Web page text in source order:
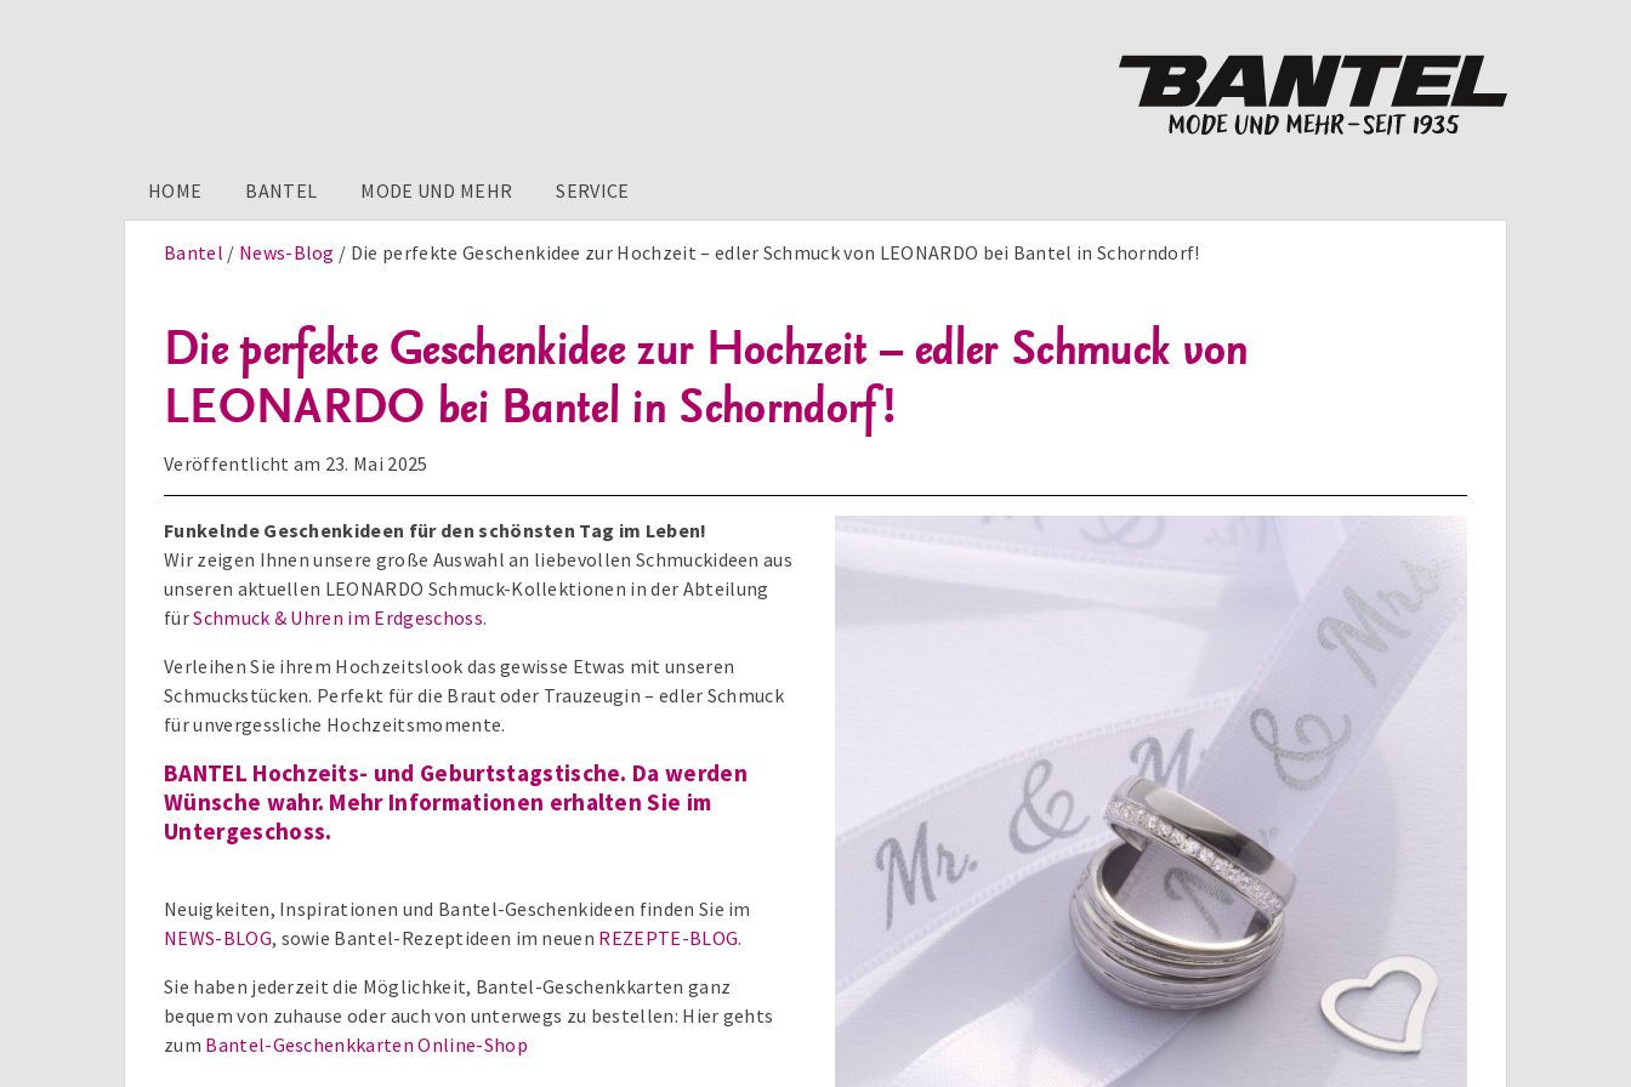
HOME BANTEL MODE UND MEHR SERVICE
Bantel News-Blog Die perfekte Geschenkidee zur Hochzeit – edler Schmuck von LEONARDO bei Bantel in Schorndorf!
Die perfekte Geschenkidee zur Hochzeit – edler Schmuck von
LEONARDO bei Bantel in Schorndorf!
Veröffentlicht am 23. Mai 2025
Funkelnde Geschenkideen für den schönsten Tag im Leben!
Wir zeigen Ihnen unsere große Auswahl an liebevollen Schmuckideen aus
unseren aktuellen LEONARDO Schmuck-Kollektionen in der Abteilung
fürSchmuck & Uhren im Erdgeschoss.
Verleihen Sie ihrem Hochzeitslook das gewisse Etwas mit unseren
Schmuckstücken. Perfekt für die Braut oder Trauzeugin – edler Schmuck
für unvergessliche Hochzeitsmomente.
BANTEL Hochzeits- und Geburtstagstische. Da werden
Wünsche wahr. Mehr Informationen erhalten Sie im
Untergeschoss.
Neuigkeiten, Inspirationen und Bantel-Geschenkideen finden Sie im
NEWS-BLOG, sowie Bantel-Rezeptideen im neuen REZEPTE-BLOG.
Sie haben jederzeit die Möglichkeit, Bantel-Geschenkkarten ganz
bequem von zuhause oder auch von unterwegs zu bestellen: Hier gehts
zum Bantel-Geschenkkarten Online-Shop